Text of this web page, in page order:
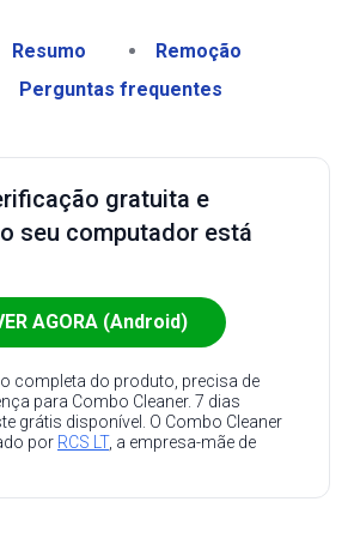
Resumo
Remoção
Perguntas frequentes
gratuita e
seu computador está
AGORA (Android)
completa do produto, precisa de
para Combo Cleaner. 7 dias
grátis disponível. O Combo Cleaner
por RCS LT, a empresa-mãe de